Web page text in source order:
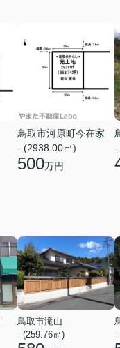
鳥取市河原町今在家
- (2938.00㎡)
500万円
-
鳥取市滝山
- (259.76㎡)
-